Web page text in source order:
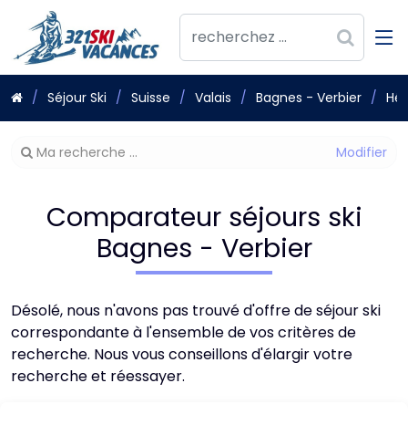
Séjour Ski Suisse Valais Bagnes - Verbier
Modifier
Ma recherche ...
Comparateur séjours ski
Bagnes - Verbier
Désolé, nous n'avons pas trouvé d'offre de séjour ski
correspondante à l'ensemble de vos critères de
recherche. Nous vous conseillons d'élargir votre
recherche et réessayer.